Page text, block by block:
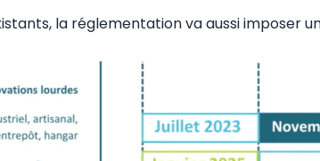
la réglementation va aussi imposer